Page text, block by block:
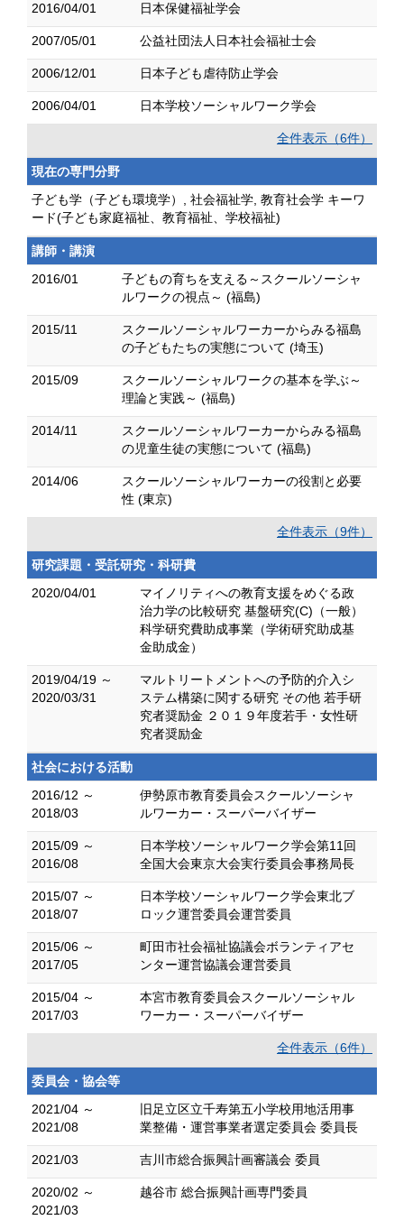
2016/04/01 日本保健福祉学会
2007/05/01 公益社団法人日本社会福祉士会
2006/12/01 日本子ども虐待防止学会
2006/04/01 日本学校ソーシャルワーク学会
全件表示（6件）
現在の専門分野
子ども学（子ども環境学）, 社会福祉学, 教育社会学 キーワ
ード(子ども家庭福祉、教育福祉、学校福祉)
講師・講演
2016/01
子どもの育ちを支える～スクールソーシャ
ルワークの視点～ (福島)
2015/11
スクールソーシャルワーカーからみる福島
の子どもたちの実態について (埼玉)
2015/09
スクールソーシャルワークの基本を学ぶ～
理論と実践～ (福島)
2014/11
スクールソーシャルワーカーからみる福島
の児童生徒の実態について (福島)
2014/06
スクールソーシャルワーカーの役割と必要
性 (東京)
全件表示（9件）
研究課題・受託研究・科研費
2020/04/01
マイノリティへの教育支援をめぐる政
治力学の比較研究 基盤研究(C)（一般）
科学研究費助成事業（学術研究助成基
金助成金）
2019/04/19 ～
2020/03/31
マルトリートメントへの予防的介入シ
ステム構築に関する研究 その他 若手研
究者奨励金 ２０１９年度若手・女性研
究者奨励金
社会における活動
2016/12 ～
2018/03
伊勢原市教育委員会スクールソーシャ
ルワーカー・スーパーバイザー
2015/09 ～
2016/08
日本学校ソーシャルワーク学会第11回
全国大会東京大会実行委員会事務局長
2015/07 ～
2018/07
日本学校ソーシャルワーク学会東北ブ
ロック運営委員会運営委員
2015/06 ～
2017/05
町田市社会福祉協議会ボランティアセ
ンター運営協議会運営委員
2015/04 ～
2017/03
本宮市教育委員会スクールソーシャル
ワーカー・スーパーバイザー
全件表示（6件）
委員会・協会等
2021/04 ～
2021/08
旧足立区立千寿第五小学校用地活用事
業整備・運営事業者選定委員会 委員長
2021/03 吉川市総合振興計画審議会 委員
2020/02 ～
2021/03
越谷市 総合振興計画専門委員